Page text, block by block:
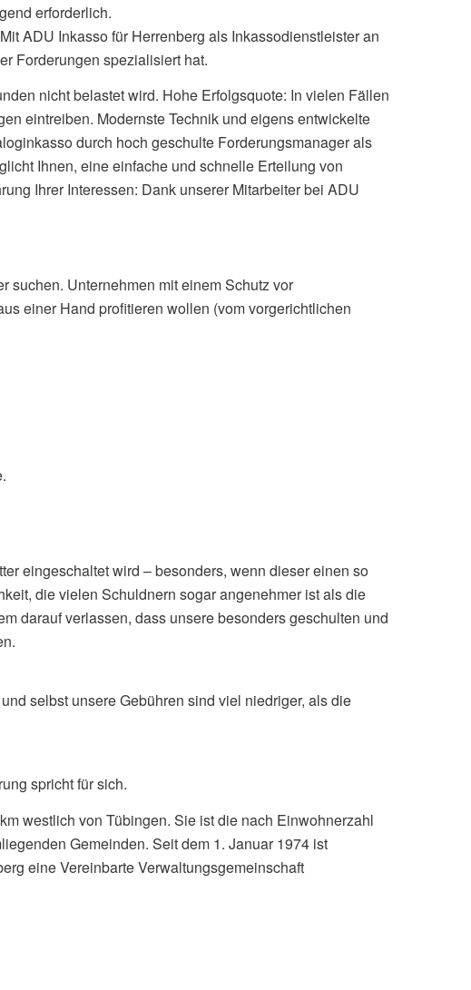
erforderlich.
ADU Inkasso für Herrenberg als Inkassodienstleister an
Forderungen spezialisiert hat.
nicht belastet wird. Hohe Erfolgsquote: In vielen Fällen
eintreiben. Modernste Technik und eigens entwickelte
durch hoch geschulte Forderungsmanager als
Ihnen, eine einfache und schnelle Erteilung von
Ihrer Interessen: Dank unserer Mitarbeiter bei ADU
suchen. Unternehmen mit einem Schutz vor
einer Hand profitieren wollen (vom vorgerichtlichen
eingeschaltet wird – besonders, wenn dieser einen so
die vielen Schuldnern sogar angenehmer ist als die
darauf verlassen, dass unsere besonders geschulten und
selbst unsere Gebühren sind viel niedriger, als die
spricht für sich.
westlich von Tübingen. Sie ist die nach Einwohnerzahl
Gemeinden. Seit dem 1. Januar 1974 ist
eine Vereinbarte Verwaltungsgemeinschaft